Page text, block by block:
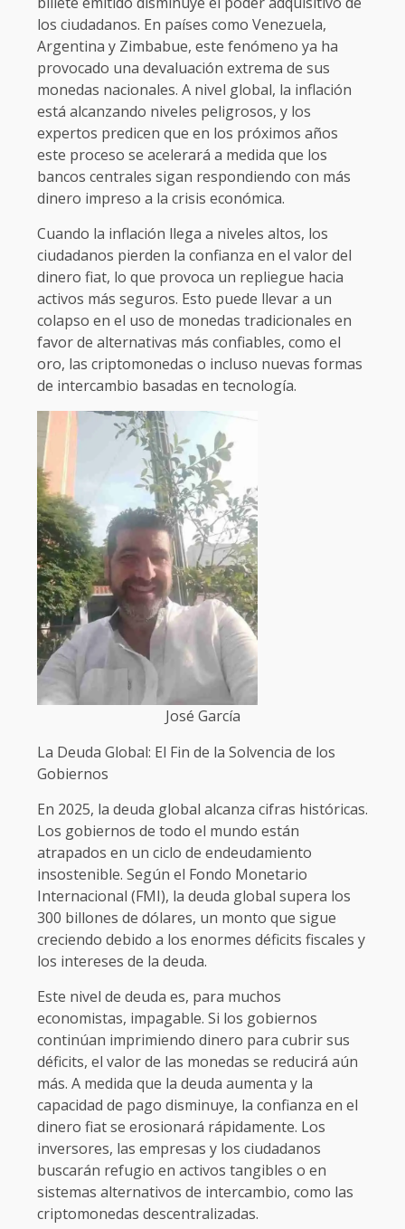
los ciudadanos. En países como Venezuela,
Argentina y Zimbabue, este fenómeno ya ha
provocado una devaluación extrema de sus
monedas nacionales. A nivel global, la inflación
está alcanzando niveles peligrosos, y los
expertos predicen que en los próximos años
este proceso se acelerará a medida que los
bancos centrales sigan respondiendo con más
dinero impreso a la crisis económica.
Cuando la inflación llega a niveles altos, los
ciudadanos pierden la confianza en el valor del
dinero fiat, lo que provoca un repliegue hacia
activos más seguros. Esto puede llevar a un
colapso en el uso de monedas tradicionales en
favor de alternativas más confiables, como el
oro, las criptomonedas o incluso nuevas formas
de intercambio basadas en tecnología.
José García
La Deuda Global: El Fin de la Solvencia de los
Gobiernos
En 2025, la deuda global alcanza cifras históricas.
Los gobiernos de todo el mundo están
atrapados en un ciclo de endeudamiento
insostenible. Según el Fondo Monetario
Internacional (FMI), la deuda global supera los
300 billones de dólares, un monto que sigue
creciendo debido a los enormes déficits fiscales y
los intereses de la deuda.
Este nivel de deuda es, para muchos
economistas, impagable. Si los gobiernos
continúan imprimiendo dinero para cubrir sus
déficits, el valor de las monedas se reducirá aún
más. A medida que la deuda aumenta y la
capacidad de pago disminuye, la confianza en el
dinero fiat se erosionará rápidamente. Los
inversores, las empresas y los ciudadanos
buscarán refugio en activos tangibles o en
sistemas alternativos de intercambio, como las
criptomonedas descentralizadas.